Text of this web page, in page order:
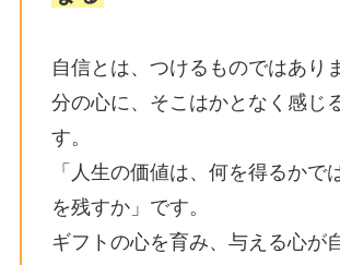
自信とは、つけるものではあり
分の心に、そこはかとなく感じ
す。
「人生の価値は、何を得るかで
を残すか」です。
ギフトの心を育み、与える心が